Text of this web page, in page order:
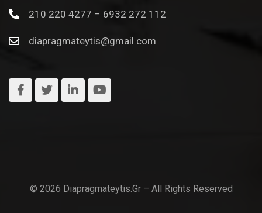
210 220 4277 – 6932 272 112
diapragmateytis@gmail.com
© 2026 Diapragmateytis.gr – All Rights Reserved